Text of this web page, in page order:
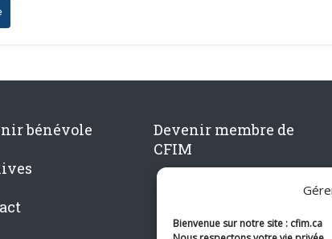
Bienvenue sur notre site : cfim.ca
bénévole
Devenir membre de
CFIM